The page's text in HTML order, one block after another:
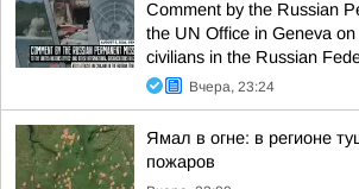
Comment by the Russian
the UN Office in Geneva
civilians in the Russian
Вчера, 23:24
Ямал в огне: в регионе
пожаров